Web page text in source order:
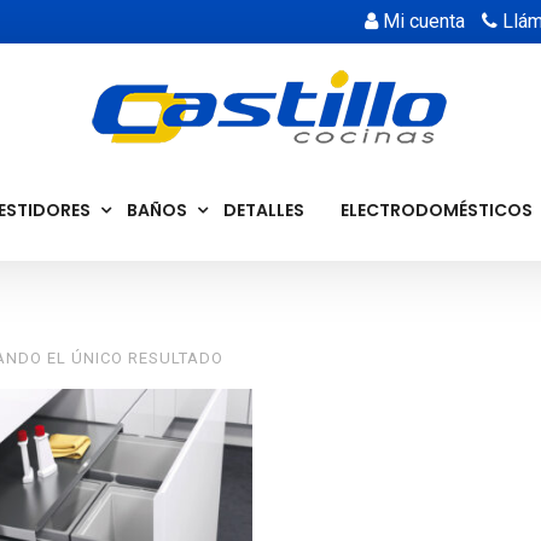
Mi cuenta
BAÑOS DETALLES ELECTRODOMÉSTICOS
EL ÚNICO RESULTADO